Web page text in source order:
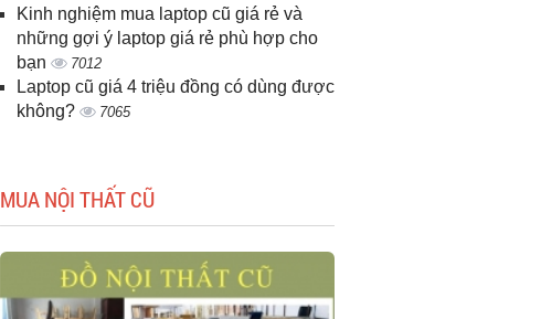
Kinh nghiệm mua laptop cũ giá rẻ và
những gợi ý laptop giá rẻ phù hợp cho
bạn
7012
Laptop cũ giá 4 triệu đồng có dùng được
không?
7065
MUA NỘI THẤT CŨ